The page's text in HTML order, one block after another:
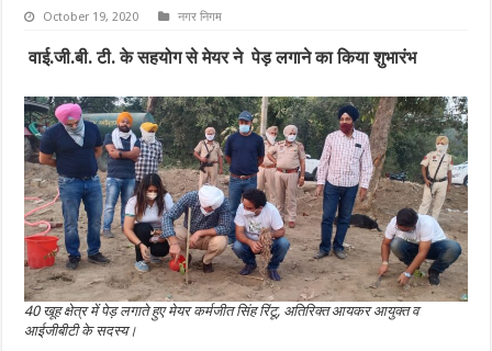
October 19, 2020 नगर निगम
वाई.जी.बी. टी. के सहयोग से मेयर ने पेड़ लगाने का किया शुभारंभ
40 खूह क्षेत्र में पेड़ लगाते हुए मेयर कर्मजीत सिंह रिंटू, अतिरिक्त आयकर आयुक्त व
आईजीबीटी के सदस्य।